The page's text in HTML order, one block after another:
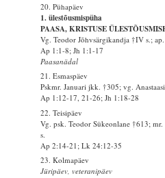
20. Pühapäev
1. ülestõusmispüha
PAASA, KRISTUSE
Vg. Teodor Jõhvsärgikandja †IV s.; ap.
Ap 1:1-8; Jh 1:1-17
Paasanädal
21. Esmaspäev
Pskmr. Januari jkk. †305; vg.
Ap 1:12-17, 21-26; Jh 1:18-28
22. Teisipäev
Vg. psk. Teodor Sükeonlane †613;
s.
Ap 2:14-21; Lk 24:12-35
23. Kolmapäev
Jüripäev, veteranipäev